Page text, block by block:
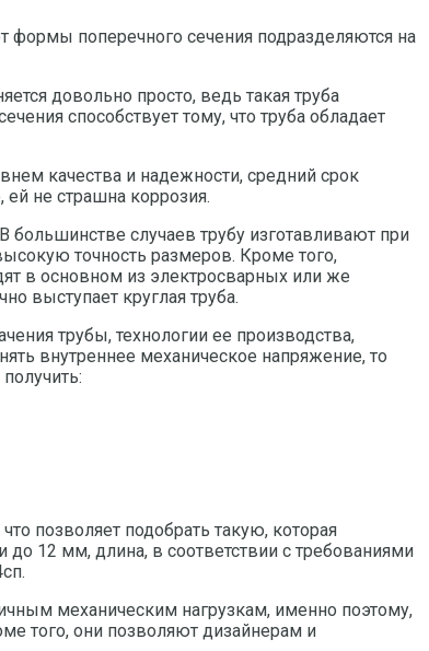
формы поперечного сечения подразделяются на
довольно просто, ведь такая труба
способствует тому, что труба обладает
качества и надежности, средний срок
не страшна коррозия.
случаев трубу изготавливают при
точность размеров. Кроме того,
в основном из электросварных или же
выступает круглая труба.
трубы, технологии ее производства,
внутреннее механическое напряжение, то
позволяет подобрать такую, которая
12 мм, длина, в соответствии с требованиями
механическим нагрузкам, именно поэтому,
того, они позволяют дизайнерам и